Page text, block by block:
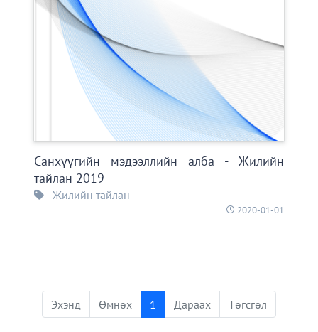
Санхүүгийн мэдээллийн алба - Жилийн
тайлан 2019
Жилийн тайлан
2020-01-01
Эхэнд Өмнөх 1 Дараах Төгсгөл